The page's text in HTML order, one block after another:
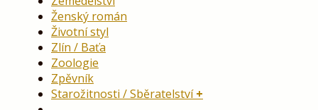
Ženský román
Životní styl
Zlín / Baťa
Zoologie
Zpěvník
Starožitnosti / Sběratelství